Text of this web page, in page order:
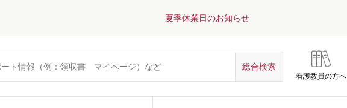
夏季休業日のお知らせ
看護教員の方へ